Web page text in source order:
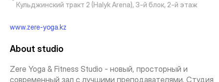
Кульджинский тракт 2 (Halyk Arena), 3-й блок, 2-й этаж
www.zere-yoga.kz
About studio
Zere Yoga & Fitness Studio - новый, просторный и
современный зал с лучшими преподавателями. Студия